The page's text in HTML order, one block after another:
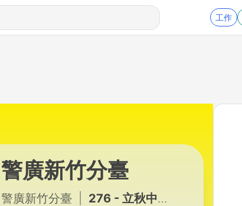
工作
警廣新竹分臺
警廣新竹分臺 276 - 立秋中醫保養好時節